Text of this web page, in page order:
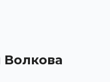
Волкова